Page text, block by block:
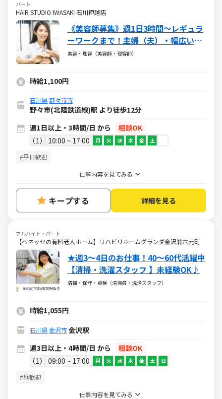
パート
HAIR STUDIO IWASAKI 石川押越店
《美容師募集》週1日3時間～レギュラ
ーワークまで！主婦（夫）・幅広い年
代が活躍しています
美容・理容（美容師・理容師）
時給1,100円
石川県 野々市市
野々市(北陸鉄道線)駅 より徒歩12分
週1日以上・3時間/日 から
相談OK
1
10:00 ~ 17:00 月 火 水 木 金 土
#平日歓迎
仕事内容を見てみる
キープする 詳細を見る
アルバイト・パート
【ベネッセの有料老人ホーム】リハビリホームグランダ金沢兼六元町
★週3～4日のお仕事！40～60代活躍中
【清掃・洗濯スタッフ 】未経験OK♪
清掃・保守・点検（清掃員・洗浄スタッフ）
時給1,055円
石川県金沢市金沢駅
週3日以上・4時間/日 から
相談OK
1
09:00 ~ 17:00 月 火 水 木 金 土 日
#昼歓迎
仕事内容を見てみる